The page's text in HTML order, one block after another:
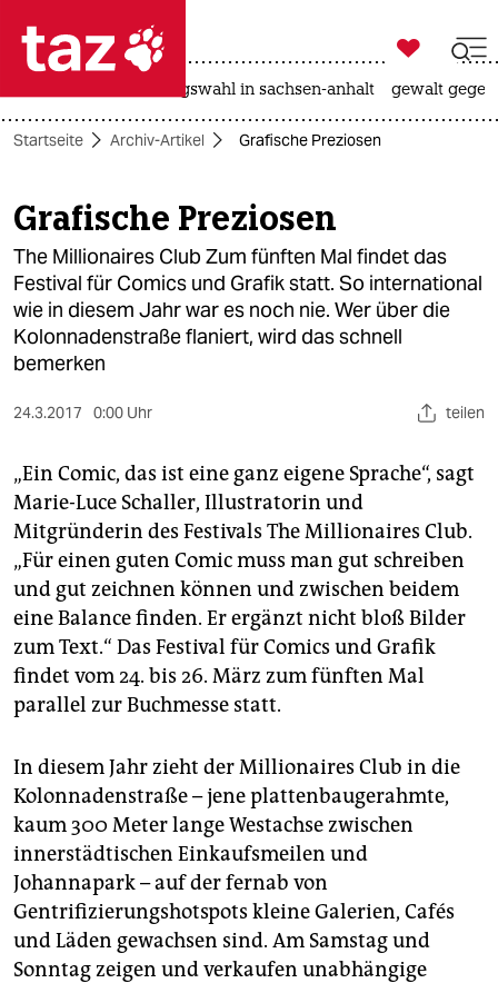
 taz zahl ich
taz zahl ich
themen
politik
öko
gesellschaft
kultur
berlin
nord
wahrheit
verlag
verlag
shop
fragen & hilfe
unterstützen
abo
genossenschaft

taz zahl ich
landtagswahl in sachsen-anhalt gewalt
Startseite Archiv-Artikel Grafische Preziosen
Grafische Preziosen
The Millionaires Club Zum fünften Mal findet das
Festival für Comics und Grafik statt. So international
wie in diesem Jahr war es noch nie. Wer über die
Kolonnadenstraße flaniert, wird das schnell
bemerken
24.3.2017 0:00 Uhr teilen
„Ein Comic, das ist eine ganz eigene Sprache“, sagt
Marie-Luce Schaller, Illustratorin und
Mitgründerin des Festivals The Millionaires Club.
„Für einen guten Comic muss man gut schreiben
und gut zeichnen können und zwischen beidem
eine Balance finden. Er ergänzt nicht bloß Bilder
zum Text.“ Das Festival für Comics und Grafik
findet vom 24. bis 26. März zum fünften Mal
parallel zur Buchmesse statt.
In diesem Jahr zieht der Millionaires Club in die
Kolonnadenstraße – jene plattenbaugerahmte,
kaum 300 Meter lange Westachse zwischen
innerstädtischen Einkaufsmeilen und
Johannapark – auf der fernab von
Gentrifizierungshotspots kleine Galerien, Cafés
und Läden gewachsen sind. Am Samstag und
Sonntag zeigen und verkaufen unabhängige